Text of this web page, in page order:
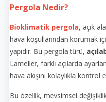
Pergola Nedir?
Bioklimatik pergola, açık
hava koşullarından korumak
yapıdır. Bu pergola türü,
Lameller, farklı açılarda
hava akışını kolaylıkla
Bu özellik, mevsimsel